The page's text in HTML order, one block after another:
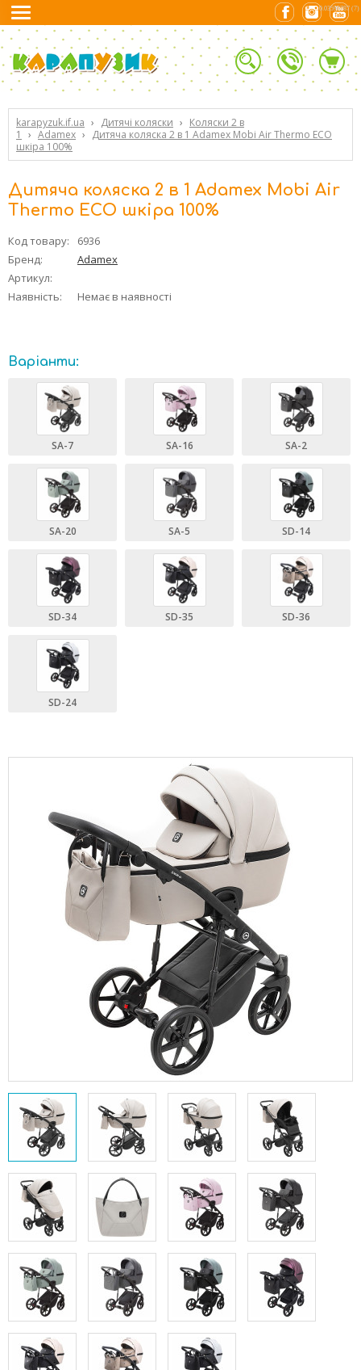
karapyzuk.if.ua › Дитячі коляски › Коляски 2 в
1
› Adamex › Дитяча коляска 2 в 1 Adamex Mobi Air Thermo ECO
шкіра 100%
Дитяча коляска 2 в 1 Adamex Mobi Air
Thermo ECO шкіра 100%
Код товару:
6936
Бренд:
Adamex
Артикул:
Наявність:
Немає в наявності
Варіанти:
SA-7 SA-16 SA-2
SA-20 SA-5 SD-14
SD-34 SD-35 SD-36
SD-24
0.03599787 (7)